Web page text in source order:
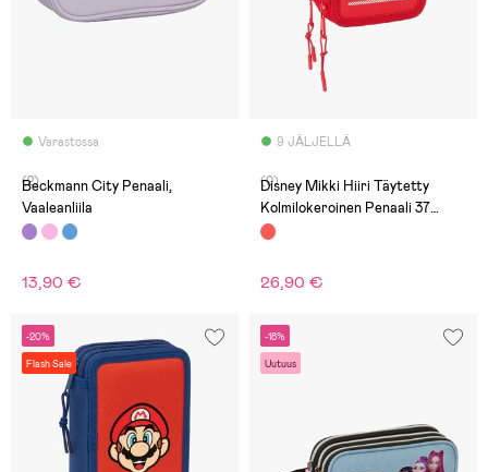
Varastossa
(2)
Beckmann City Penaali,
Vaaleanliila
13,90 €
9 JÄLJELLÄ
(0)
Disney Mikki Hiiri Täytetty
Kolmilokeroinen Penaali 37
Osaa, Mickey & Friends Racing
26,90 €
-20%
Flash Sale
-18%
Uutuus